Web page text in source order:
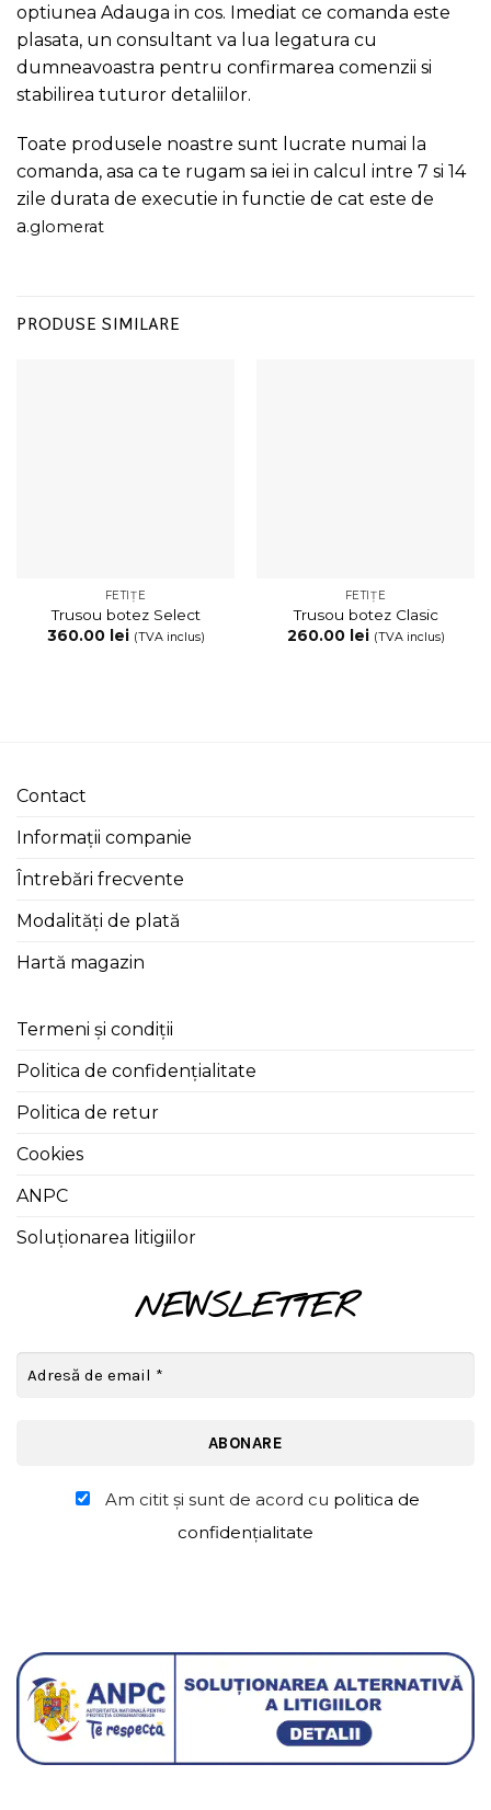
optiunea Adauga in cos. Imediat ce comanda este
plasata, un consultant va lua legatura cu
dumneavoastra pentru confirmarea comenzii si
stabilirea tuturor detaliilor.
Toate produsele noastre sunt lucrate numai la
comanda, asa ca te rugam sa iei in calcul intre 7 si 14
zile durata de executie in functie de cat este de
a.glomerat
PRODUSE SIMILARE
FETIȚE
Trusou botez Select
360.00
lei (TVA inclus)
FETIȚE
Trusou botez Clasic
260.00
lei (TVA inclus)
Contact
Informații companie
Întrebări frecvente
Modalități de plată
Hartă magazin
Termeni și condiții
Politica de confidențialitate
Politica de retur
Cookies
ANPC
Soluționarea litigiilor
NEWSLETTER
Am citit şi sunt de acord cu politica de
confidențialitate